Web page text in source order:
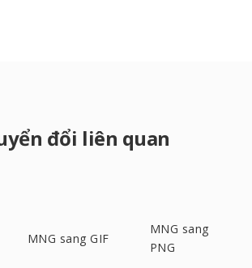
đổi liên quan
MNG sang GIF
MNG sang
PNG